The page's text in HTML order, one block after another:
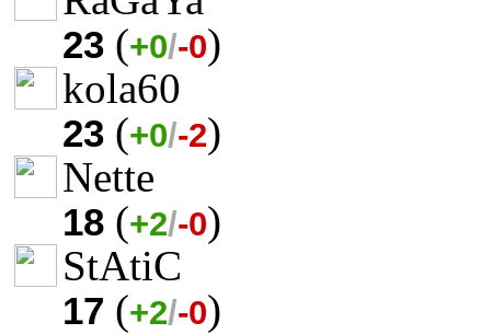
23 (+0/-0)
kola60
23 (+0/-2)
Nette
18 (+2/-0)
StAtiC
17 (+2/-0)